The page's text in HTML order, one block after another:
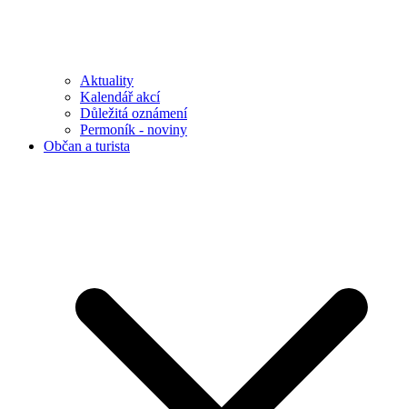
Aktuality
Kalendář akcí
Důležitá oznámení
Permoník - noviny
Občan a turista